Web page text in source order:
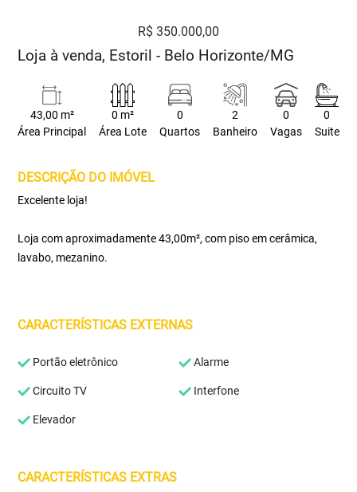
R$ 350.000,00
Loja à venda, Estoril - Belo Horizonte/MG
43,00 m²
Área Principal
0 m²
Área Lote
0
Quartos
2
Banheiro
0
Vagas
0
Suite
DESCRIÇÃO DO IMÓVEL
Excelente loja!
Loja com aproximadamente 43,00m², com piso em cerâmica,
lavabo, mezanino.
CARACTERÍSTICAS EXTERNAS
Portão eletrônico Alarme
Circuito TV Interfone
Elevador
CARACTERÍSTICAS EXTRAS